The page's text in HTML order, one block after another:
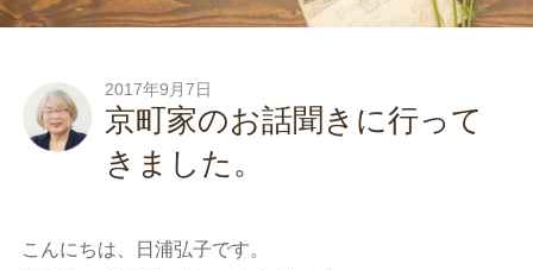
2017年9月7日
京町家のお話聞きに行って
きました。
こんにちは、日浦弘子です。